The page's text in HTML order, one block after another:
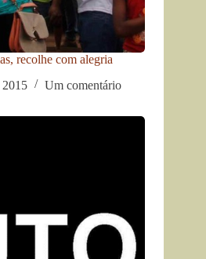
recolhe com alegria
2015
Um comentário